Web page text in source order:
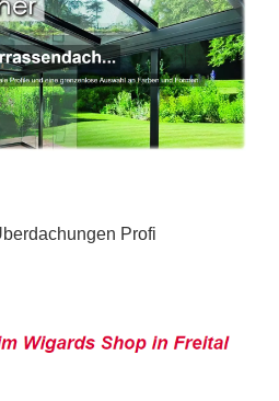
Profi